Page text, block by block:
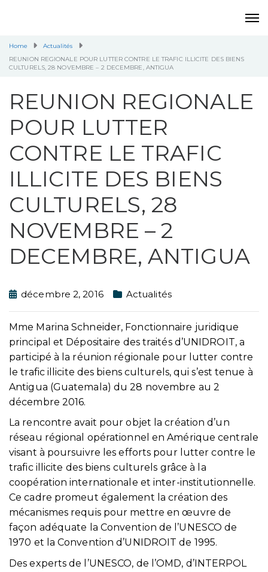
Home
Actualités
REUNION REGIONALE POUR LUTTER CONTRE LE TRAFIC ILLICITE DES BIENS
CULTURELS, 28 NOVEMBRE – 2 DECEMBRE, ANTIGUA
REUNION REGIONALE
POUR LUTTER
CONTRE LE TRAFIC
ILLICITE DES BIENS
CULTURELS, 28
NOVEMBRE – 2
DECEMBRE, ANTIGUA
décembre 2, 2016 Actualités
Mme Marina Schneider, Fonctionnaire juridique
principal et Dépositaire des traités d’UNIDROIT, a
participé à la réunion régionale pour lutter contre
le trafic illicite des biens culturels, qui s’est tenue à
Antigua (Guatemala) du 28 novembre au 2
décembre 2016.
La rencontre avait pour objet la création d’un
réseau régional opérationnel en Amérique centrale
visant à poursuivre les efforts pour lutter contre le
trafic illicite des biens culturels grâce à la
coopération internationale et inter-institutionnelle.
Ce cadre promeut également la création des
mécanismes requis pour mettre en œuvre de
façon adéquate la Convention de l’UNESCO de
1970 et la Convention d’UNIDROIT de 1995.
Des experts de l’UNESCO, de l’OMD, d’INTERPOL